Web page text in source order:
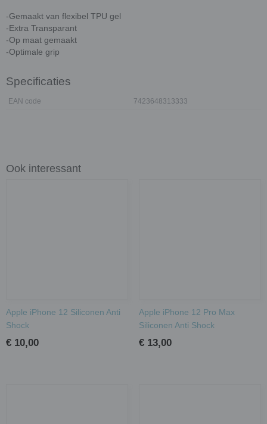
-Gemaakt van flexibel TPU gel
-Extra Transparant
-Op maat gemaakt
-Optimale grip
Specificaties
EAN code 7423648313333
Ook interessant
Apple iPhone 12 Siliconen Anti
Shock
€ 10,00
Apple iPhone 12 Pro Max
Siliconen Anti Shock
€ 13,00